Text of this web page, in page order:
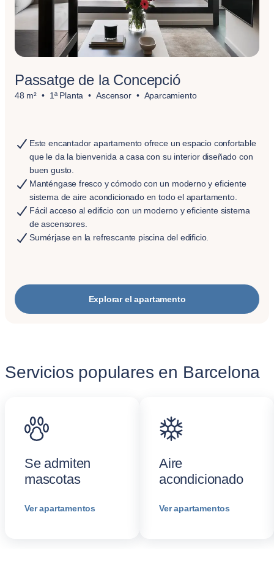
Passatge de la Concepció
48 m² 1ª Planta Ascensor Aparcamiento
Este encantador apartamento ofrece un espacio confortable
que le da la bienvenida a casa con su interior diseñado con
buen gusto.
Manténgase fresco y cómodo con un moderno y eficiente
sistema de aire acondicionado en todo el apartamento.
Fácil acceso al edificio con un moderno y eficiente sistema
de ascensores.
Sumérjase en la refrescante piscina del edificio.
Explorar el apartamento
Servicios populares en Barcelona
Se admiten
mascotas
Ver apartamentos
Aire
acondicionado
Ver apartamentos